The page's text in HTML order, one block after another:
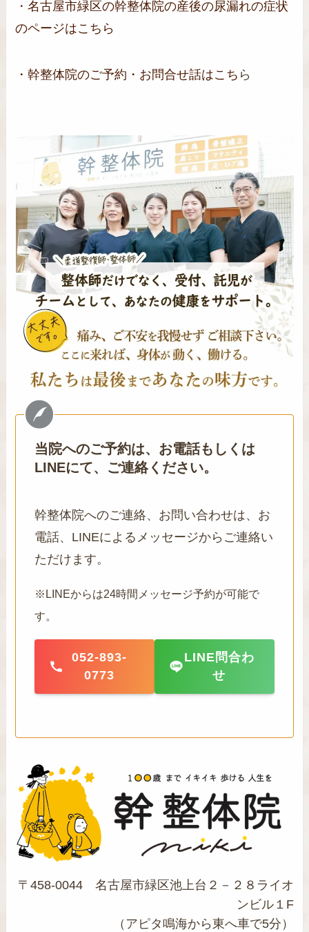
・名古屋市緑区の幹整体院の産後の尿漏れの症状
のページはこちら
・幹整体院のご予約・お問合せ話はこち ら
当院へのご予約は、お電話もしくは
LINEにて、ご連絡ください。
幹整体院へのご連絡、お問い合わせは、お
電話、LINEによるメッセージからご連絡い
ただけます。
※LINEからは24時間メッセージ予約が可能で
す。
052-893-
0773
LINE問合わ
せ
〒458-0044 名古屋市緑区池上台２－２８ライオ
ンビル１F
（アピタ鳴海から東へ車で5分）